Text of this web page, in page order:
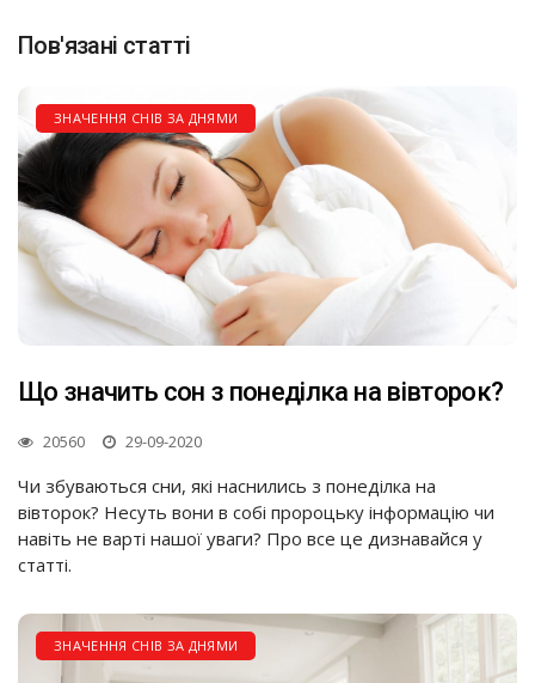
Пов'язані статті
ЗНАЧЕННЯ СНІВ ЗА ДНЯМИ
Що значить сон з понеділка на вівторок?
20560 29-09-2020
Чи збуваються сни, які наснились з понеділка на
вівторок? Несуть вони в собі пророцьку інформацію чи
навіть не варті нашої уваги? Про все це дизнавайся у
статті.
ЗНАЧЕННЯ СНІВ ЗА ДНЯМИ